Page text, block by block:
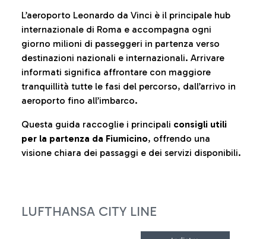
L’aeroporto Leonardo da Vinci è il principale hub
internazionale di Roma e accompagna ogni
giorno milioni di passeggeri in partenza verso
destinazioni nazionali e internazionali. Arrivare
informati significa affrontare con maggiore
tranquillità tutte le fasi del percorso, dall’arrivo in
aeroporto fino all’imbarco.
Questa guida raccoglie i principali consigli utili
per la partenza da Fiumicino, offrendo una
visione chiara dei passaggi e dei servizi disponibili.
LUFTHANSA CITY LINE